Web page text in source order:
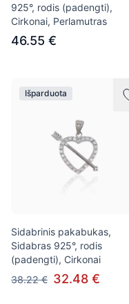
925°, rodis (padengti),
Cirkonai, Perlamutras
46.55 €
Išparduota
Sidabrinis pakabukas,
Sidabras 925°, rodis
(padengti), Cirkonai
38.22 € 32.48 €